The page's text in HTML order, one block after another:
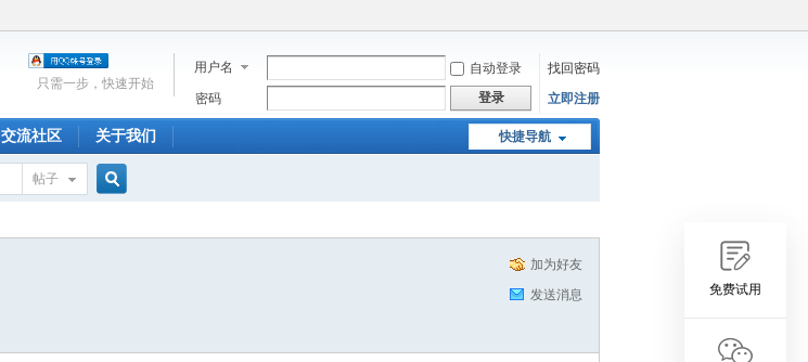
用户名 自动登录
找回密码
密码
登录 立即注册
只需一步，快速开始
快捷导航
交流社区 关于我们
帖子
加为好友
发送消息
免费试用